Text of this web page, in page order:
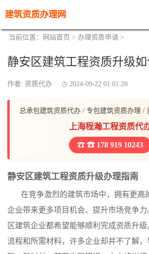
建筑资质办理网
当前位置： 网站首页 > 办理资质申请 >
静安区建筑工程资质升级
作者: 资质代办 2024-09-22 01:01:28
总承包建筑资质代办 / 专包建筑资质办理 /
上海程瀚工程资质代
☎ 178 919 10243
静安区建筑工程资质升级办理指南
在竞争激烈的建筑市场中，拥有更高
企业带来更多项目机会、提升市场竞争
区建筑企业都希望能够顺利完成资质升
流程和所需材料，许多企业却并不了解